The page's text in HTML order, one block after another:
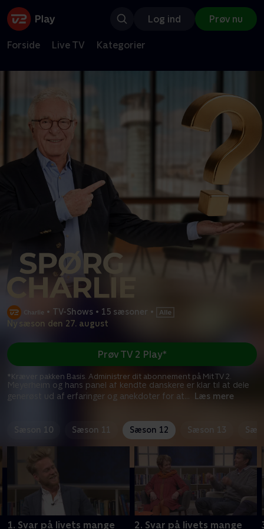
Log ind Prøv nu
Forside Live TV Kategorier
• TV-Shows • 15 sæsoner •
Ny sæson den 27. august
Meyerheim og hans panel af kendte danskere er klar til at dele
generøst ud af erfaringer og anekdoter for at... Læs mere
Prøv TV 2 Play*
*Kræver pakken Basis. Administrer dit abonnement på Mit TV 2.
Sæson 10 Sæson 11 Sæson 12 Sæson 13
1. Svar på livets mange
2. Svar på livets mange